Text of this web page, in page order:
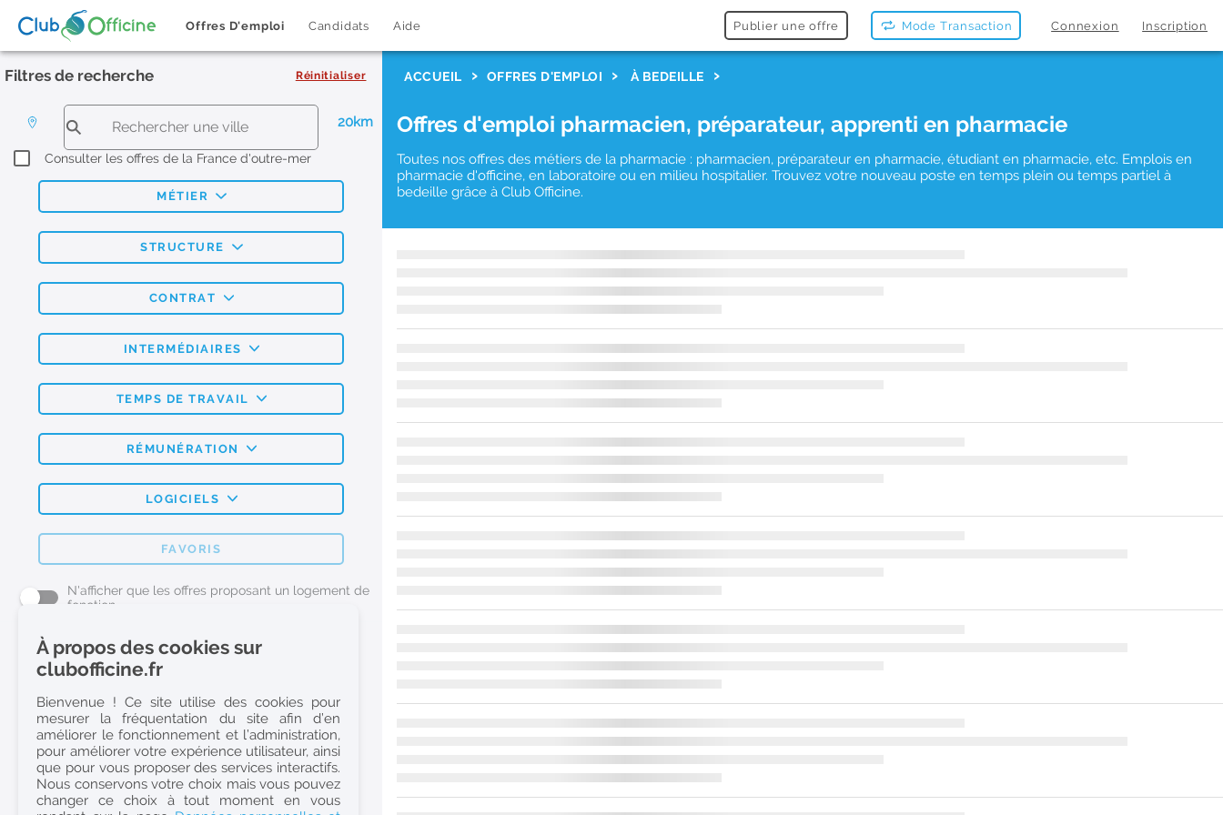
Offres D'emploi Candidats Aide Publier une offre Mode Transaction Connexion Inscription
Filtres de recherche Réinitialiser
20km
Consulter les offres de la France d'outre-mer
MÉTIER
STRUCTURE
CONTRAT
INTERMÉDIAIRES
TEMPS DE TRAVAIL
RÉMUNÉRATION
LOGICIELS
FAVORIS
N'afficher que les offres proposant un logement de
fonction
L'emploi Pharmacie par métier
Pharmacien (H/F)
Préparateur en Pharmacie (H/F)
Etudiant en Pharmacie (H/F)
Etudiant en Pharmacie 6e année validée (H/F)
Conseiller Dermo Cosmetique - Esthéticienne (H/F)
ACCUEIL OFFRES D'EMPLOI À BEDEILLE
Offres d'emploi pharmacien, préparateur, apprenti en pharmacie
Toutes nos offres des métiers de la pharmacie : pharmacien, préparateur en pharmacie, étudiant en pharmacie, etc. Emplois en
pharmacie d'officine, en laboratoire ou en milieu hospitalier. Trouvez votre nouveau poste en temps plein ou temps partiel à
bedeille grâce à Club Officine.
À propos des cookies sur
clubofficine.fr
Bienvenue ! Ce site utilise des cookies pour
mesurer la fréquentation du site afin d’en
améliorer le fonctionnement et l’administration,
pour améliorer votre expérience utilisateur, ainsi
que pour vous proposer des services interactifs.
Nous conservons votre choix mais vous pouvez
changer ce choix à tout moment en vous